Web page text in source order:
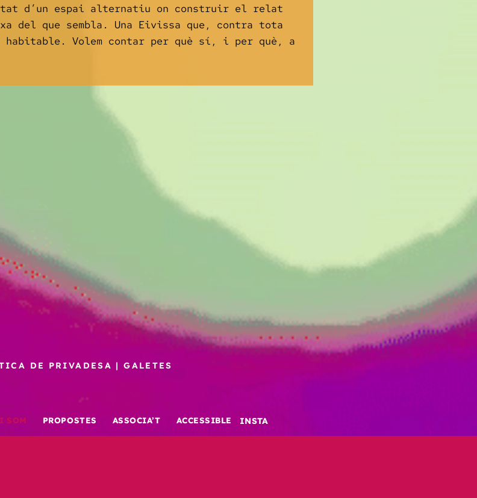
d’un espai alternatiu on construir el relat
del que sembla. Una Eivissa que, contra tota
habitable. Volem contar per què sí, i per què, a
DE PRIVADESA |GALETES
SOM PROPOSTES ASSOCIA’T ACCESSIBLE INSTA